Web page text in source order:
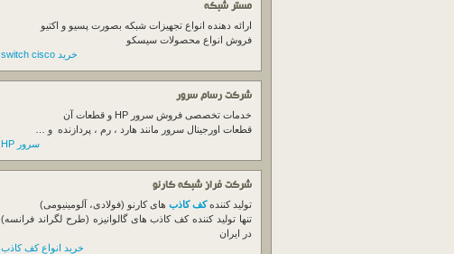
مستر شبکه
ارائه دهنده انواع تجهیزات شبکه بصورت پسیو و اکتیو
فروش انواع محصولات سیسکو
خرید switch cisco
شرکت رسام سرور
خدمات تخصصی فروش سرور
قطعات اورجینال سرور مانند هارد ، رم ، پردازنده و …
سرور HP
شرکت فراز شبکه کارنو
تولید کنندهکف کاذب های کارنو (فولادی، آلومینیومی)
تنها تولید کننده کف کاذب های گالوانیزه (طرح لگراند فرانسه)
در ایران
خرید انواع کف کاذب